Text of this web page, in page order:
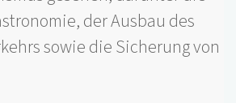
der Ausbau des
sowie die Sicherung von